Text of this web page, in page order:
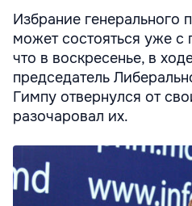
Избрание генерального
может состояться уже с
что в воскресенье, в
председатель
Гимпу отвернулся от
разочаровал их.